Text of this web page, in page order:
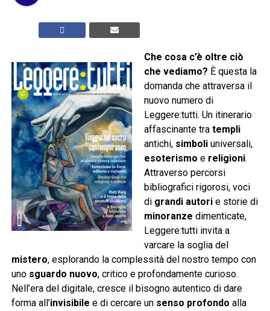
Che cosa c’è oltre ciò
che vediamo? È questa la
domanda che attraversa il
nuovo numero di
Leggere:tutti. Un itinerario
affascinante tra templi
antichi, simboliuniversali,
esoterismo e religioni.
Attraverso percorsi
bibliografici rigorosi, voci
di grandi autorie storie di
minoranze dimenticate,
Leggere:tutti invita a
varcare la soglia del
mistero, esplorando la complessità del nostro tempo con
uno sguardo nuovo, critico e profondamente curioso.
Nell’era del digitale, cresce il bisogno autentico di dare
forma all’invisibile e di cercare un senso profondo alla